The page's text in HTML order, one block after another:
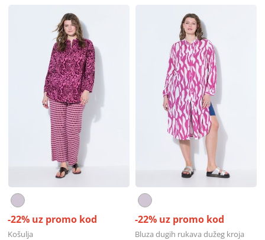
-22% uz promo kod
Košulja
-22% uz promo kod
Bluza dugih rukava dužeg kroja